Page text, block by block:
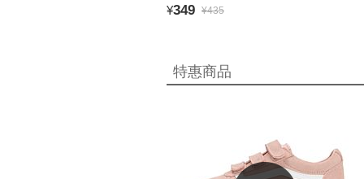
¥349 ¥435
特惠商品